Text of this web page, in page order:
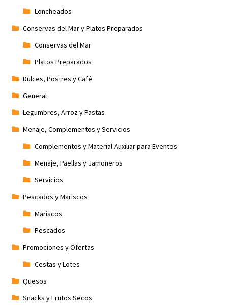
Loncheados
Conservas del Mar y Platos Preparados
Conservas del Mar
Platos Preparados
Dulces, Postres y Café
General
Legumbres, Arroz y Pastas
Menaje, Complementos y Servicios
Complementos y Material Auxiliar para Eventos
Menaje, Paellas y Jamoneros
Servicios
Pescados y Mariscos
Mariscos
Pescados
Promociones y Ofertas
Cestas y Lotes
Quesos
Snacks y Frutos Secos